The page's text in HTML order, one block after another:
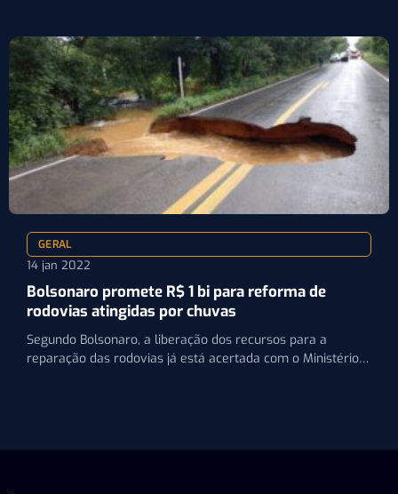
GERAL
14 jan 2022
Bolsonaro promete R$ 1 bi para reforma de
rodovias atingidas por chuvas
Segundo Bolsonaro, a liberação dos recursos para a
reparação das rodovias já está acertada com o Ministério